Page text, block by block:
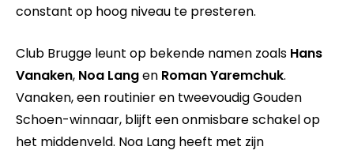
constant op hoog niveau te presteren.
Club Brugge leunt op bekende namen zoals Hans
Vanaken, Noa Langen Roman Yaremchuk.
Vanaken, een routinier en tweevoudig Gouden
Schoen-winnaar, blijft een onmisbare schakel op
het middenveld. Noa Lang heeft met zijn